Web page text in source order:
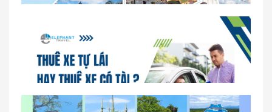
Dịch vụ thuê xe 16 chỗ tại Huế 2026